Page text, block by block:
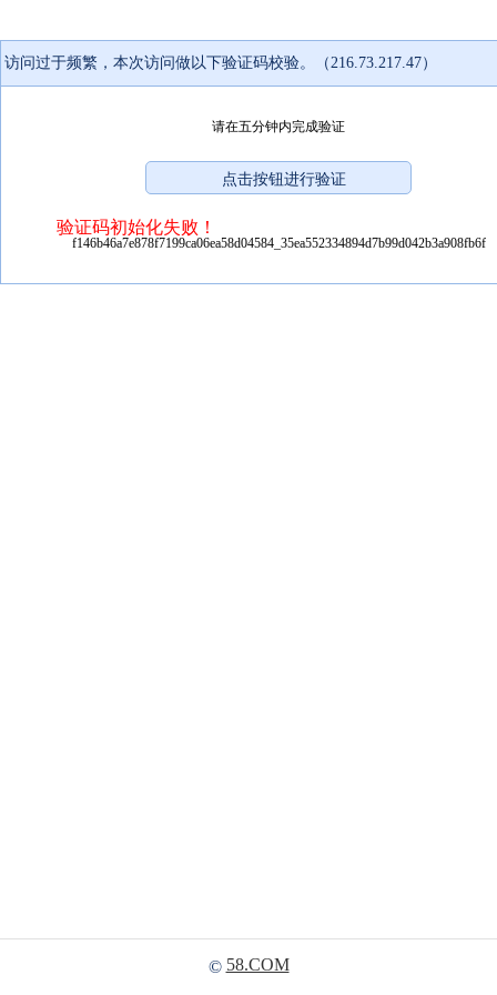
访问过于频繁，本次访问做以下验证码校验。（216.73.217.47）
请在五分钟内完成验证
验证码初始化失败！
f146b46a7e878f7199ca06ea58d04584_35ea552334894d7b99d042b3a908fb6f
© 58.COM